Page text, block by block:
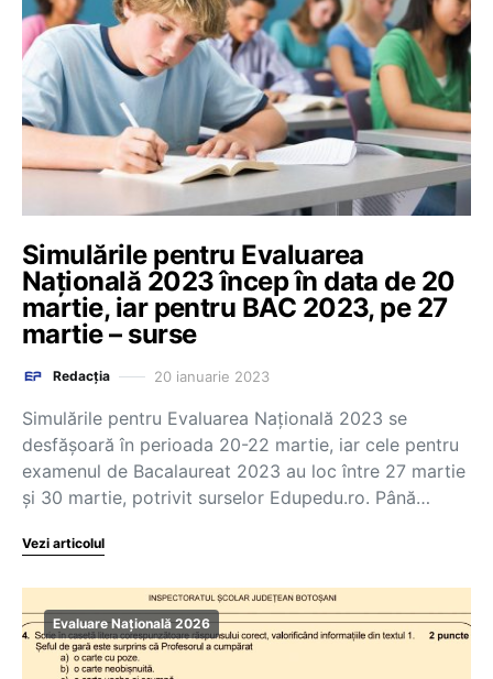
Simulările pentru Evaluarea
Națională 2023 încep în data de 20
martie, iar pentru BAC 2023, pe 27
martie – surse
Redacția 20 ianuarie 2023
Simulările pentru Evaluarea Națională 2023 se
desfășoară în perioada 20-22 martie, iar cele pentru
examenul de Bacalaureat 2023 au loc între 27 martie
și 30 martie, potrivit surselor Edupedu.ro. Până…
Vezi articolul
Evaluare Națională 2026